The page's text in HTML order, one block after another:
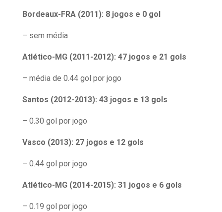
Bordeaux-FRA (2011): 8 jogos e 0 gol
– sem média
Atlético-MG (2011-2012): 47 jogos e 21 gols
– média de 0.44 gol por jogo
Santos (2012-2013): 43 jogos e 13 gols
– 0.30 gol por jogo
Vasco (2013): 27 jogos e 12 gols
– 0.44 gol por jogo
Atlético-MG (2014-2015): 31 jogos e 6 gols
– 0.19 gol por jogo